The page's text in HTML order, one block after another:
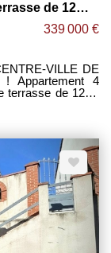
Appartement Union 4 pièces 85m2 + Terrasse de 12m² + 2 Parking sous-sol !
339 000 €
VILLE DE
4
de 12m²
cuisine le tout
sans vis-à-vis. -3
bain avec double
places de parking